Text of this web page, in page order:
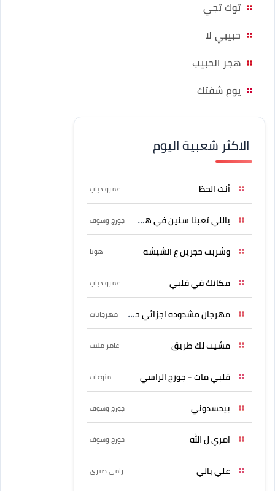
توك تجي
حبيبي لا
هجر الحبيب
يوم شفتك
الاكثر شعبية اليوم
أنت الحظ عمرو دياب
ياللي تعبنا سنين في هواه جورج وسوف
وشربت حجرين ع الشيشه هوبا
مكانك في قلبي عمرو دياب
مهرجان مشدوده اجزائي حربونى مهرجانات
مشيت لك طريق عامر منيب
قلبي مات - جورج الراسي منوعات
بيحسدوني جورج وسوف
امري ل الله جورج وسوف
علي بالي رامي صبري